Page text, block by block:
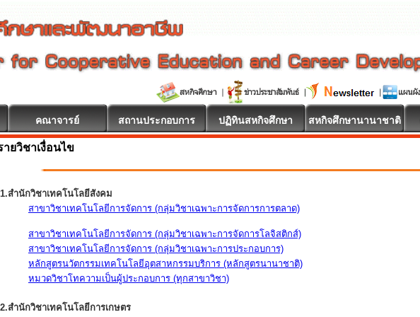
คณาจารย์ สถานประกอบการ ปฏิทินสหกิจศึกษา สหกิจศึกษานานาชาติ
ายวิชาเงื่อนไข
1.สำนักวิชาเทคโนโลยีสังคม
สาขาวิชาเทคโนโลยีการจัดการ (กลุ่มวิชาเฉพาะการจัดการการตลาด)
สาขาวิชาเทคโนโลยีการจัดการ (กลุ่มวิชาเฉพาะการจัดการโลจิสติกส์)
สาขาวิชาเทคโนโลยีการจัดการ (กลุ่มวิชาเฉพาะการประกอบการ)
หลักสูตรนวัตกรรมเทคโนโลยีอุตสาหกรรมบริการ (หลักสูตรนานาชาติ)
หมวดวิชาโทความเป็นผู้ประกอบการ (ทุกสาขาวิชา)
2.สำนักวิชาเทคโนโลยีการเกษตร